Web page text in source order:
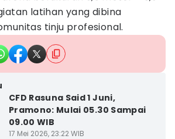
latihan yang dibina
tinju profesional.
CFD Rasuna Said 1 Juni,
Pramono: Mulai 05.30 Sampai
09.00 WIB
17 Mei 2026, 23:22 WIB